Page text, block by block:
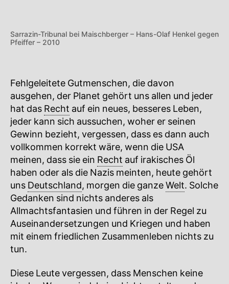
Sarrazin-Tribunal bei Maischberger – Hans-Olaf Henkel gegen
Pfeiffer – 2010
Fehlgeleitete Gutmenschen, die davon
ausgehen, der Planet gehört uns allen und jeder
hat das Recht auf ein neues, besseres Leben,
jeder kann sich aussuchen, woher er seinen
Gewinn bezieht, vergessen, dass es dann auch
vollkommen korrekt wäre, wenn die USA
meinen, dass sie ein Recht auf irakisches Öl
haben oder als die Nazis meinten, heute gehört
uns Deutschland, morgen die ganzeWelt. Solche
Gedanken sind nichts anderes als
Allmachtsfantasien und führen in der Regel zu
Auseinandersetzungen und Kriegen und haben
mit einem friedlichen Zusammenleben nichts zu
tun.
Diese Leute vergessen, dass Menschen keine